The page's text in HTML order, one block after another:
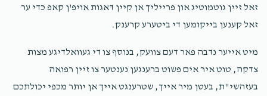
זאל זיין גוטמוטיג און פרייליך אן קיין דאגות אויפ'ן קאפ כדי ער
זאל קענען בייקומען די ביטערע קרענק.
מיט אייער נדבה פאר דעם צוועק, בנוסף צו די געוואלדיגע מצות
צדקה, טוט איר אים פשוט ברענגען נענטער צו זיין רפואה
בעזהשי"ת, בעטן מיר אייך, שטרענגט אייך אן יותר מכפי יכולתכם